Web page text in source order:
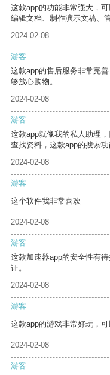
这款app的功能非常强大，
编辑文档、制作演示文稿、
2024-02-08
游客
这款app的售后服务非常完
够放心购物。
2024-02-08
游客
这款app就像我的私人助理
查找资料，这款app的搜索
2024-02-08
游客
这个软件我非常喜欢
2024-02-08
游客
这款加速器app的安全性有
证。
2024-02-08
游客
这款app的游戏非常好玩，可
2024-02-08
游客